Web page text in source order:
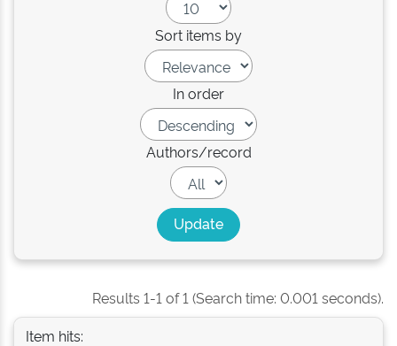
Sort items by
In order
Authors/record
Results 1-1 of 1 (Search time: 0.001 seconds).
Item hits: